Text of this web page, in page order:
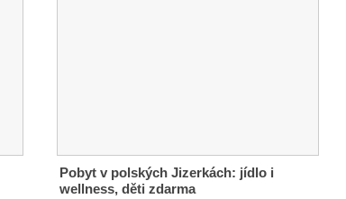
Pobyt v polských Jizerkách: jídlo i
wellness, děti zdarma